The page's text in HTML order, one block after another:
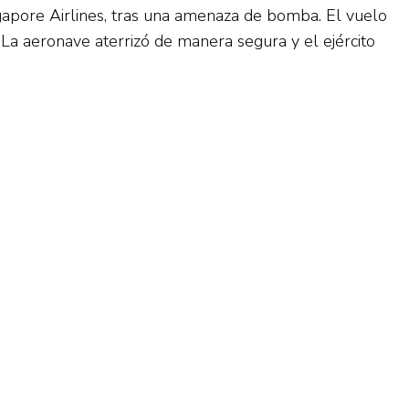
Airlines, tras una amenaza de bomba. El vuelo
aeronave aterrizó de manera segura y el ejército